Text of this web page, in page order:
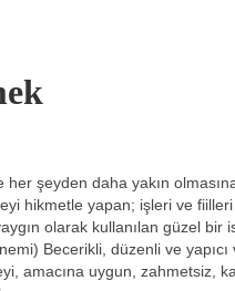
şeyden daha yakın
hikmetle yapan; işleri ve
olarak kullanılan güzel
Becerikli, düzenli ve
amacına uygun, zahmetsiz,